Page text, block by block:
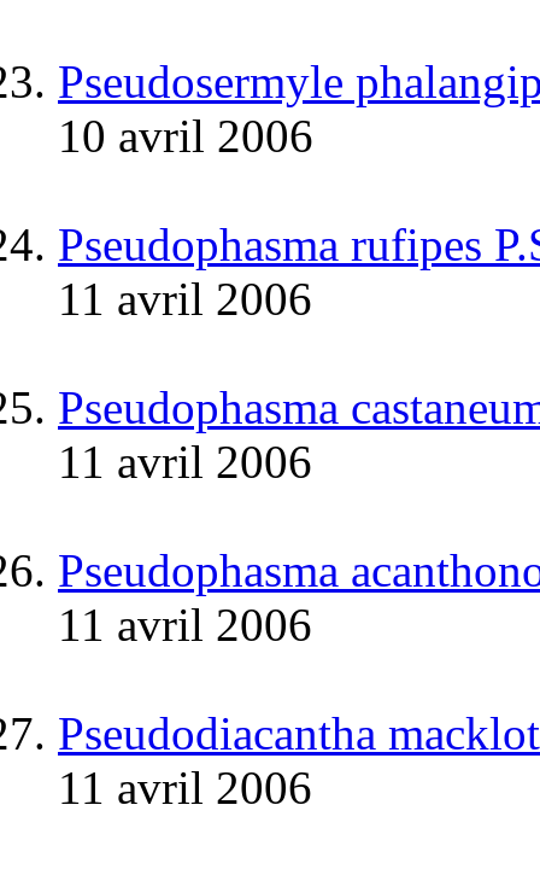
Pseudosermyle
10 avril 2006
Pseudophasma rufipes
11 avril 2006
Pseudophasma
11 avril 2006
Pseudophasma
11 avril 2006
Pseudodiacantha
11 avril 2006